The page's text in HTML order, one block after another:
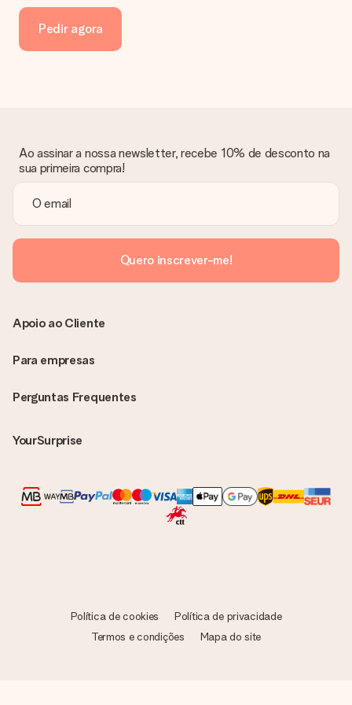
A fatura é enviada eletronicamente para o seu email e poderá
encontrá-la também na sua conta MySurprise. Isto significa
que o seu presente pode ser enviado diretamente ao
Pedir agora
Ao assinar a nossa newsletter, recebe 10% de desconto na
sua primeira compra!
Quero inscrever-me!
Perguntas Frequentes
YourSurprise
Apoio ao Cliente
Para empresas
Política de cookies
Política de privacidade
Termos e condições
Mapa do site